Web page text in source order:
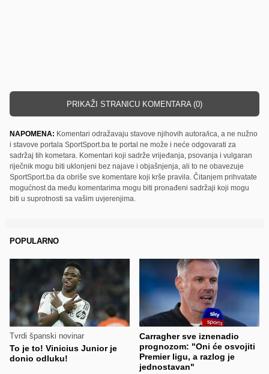
PRIKAŽI STRANICU KOMENTARA (0)
NAPOMENA: Komentari odražavaju stavove njihovih autora/ica, a ne nužno
i stavove portala SportSport.ba te portal ne može i neće odgovarati za
sadržaj tih kometara. Komentari koji sadrže vrijeđanja, psovanja i vulgaran
riječnik mogu biti uklonjeni bez najave i objašnjenja, ali to ne obavezuje
SportSport.ba da obriše sve komentare koji krše pravila. Čitanjem prihvatate
mogućnost da među komentarima mogu biti pronađeni sadržaji koji mogu
biti u suprotnosti sa vašim uvjerenjima.
POPULARNO
Tvrdi španski novinar
To je to! Vinicius Junior je
donio odluku!
Carragher sve iznenadio
prognozom: "Oni će osvojiti
Premier ligu, a razlog je
jednostavan"